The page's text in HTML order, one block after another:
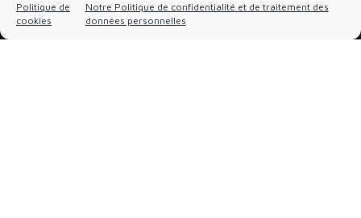
Politique de
cookies
Notre Politique de confidentialité et de traitement des
données personnelles